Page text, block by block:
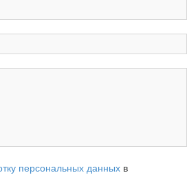
персональных данных в